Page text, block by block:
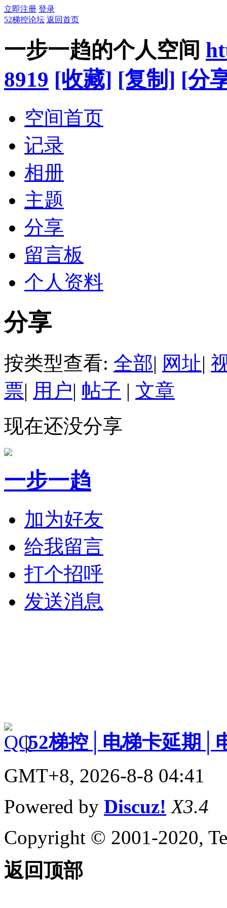
立即注册 登录
52梯控论坛 返回首页
一步一趋的个人空间
8919 [收藏] [复制] [分
空间首页
记录
相册
主题
分享
留言板
个人资料
分享
按类型查看: 全部| 网址|
票| 用户| 帖子 | 文章
现在还没分享
一步一趋
加为好友
给我留言
打个招呼
发送消息
|52梯控│电梯卡延期│
GMT+8, 2026-8-8 04:41
Powered by Discuz! X3.4
Copyright © 2001-2020,
返回顶部